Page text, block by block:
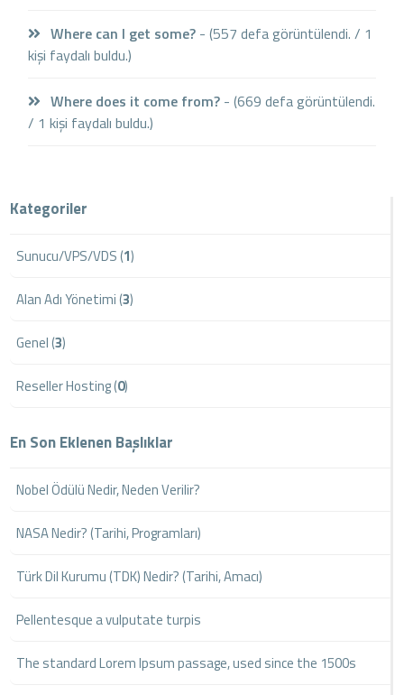
Where can I get some? - (557 defa görüntülendi. / 1
kişi faydalı buldu.)
Where does it come from? - (669 defa görüntülendi.
/ 1 kişi faydalı buldu.)
Kategoriler
Sunucu/VPS/VDS (1)
Alan Adı Yönetimi (3)
Genel (3)
Reseller Hosting (0)
En Son Eklenen Başlıklar
Nobel Ödülü Nedir, Neden Verilir?
NASA Nedir? (Tarihi, Programları)
Türk Dil Kurumu (TDK) Nedir? (Tarihi, Amacı)
Pellentesque a vulputate turpis
The standard Lorem Ipsum passage, used since the 1500s